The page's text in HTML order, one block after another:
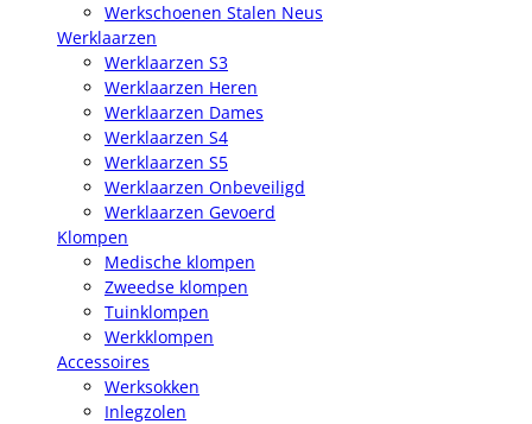
Werkschoenen Stalen Neus
Werklaarzen
Werklaarzen S3
Werklaarzen Heren
Werklaarzen Dames
Werklaarzen S4
Werklaarzen S5
Werklaarzen Onbeveiligd
Werklaarzen Gevoerd
Klompen
Medische klompen
Zweedse klompen
Tuinklompen
Werkklompen
Accessoires
Werksokken
Inlegzolen